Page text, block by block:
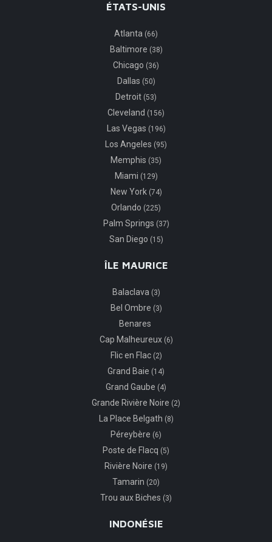
ÉTATS-UNIS
Atlanta (66)
Baltimore (38)
Chicago (36)
Dallas (50)
Detroit (53)
Cleveland (156)
Las Vegas (196)
Los Angeles (95)
Memphis (35)
Miami (129)
New York (74)
Orlando (225)
Palm Springs (37)
San Diego (15)
ÎLE MAURICE
Balaclava (3)
Bel Ombre (3)
Benares
Cap Malheureux (6)
Flic en Flac (2)
Grand Baie (14)
Grand Gaube (4)
Grande Rivière Noire (2)
La Place Belgath (8)
Péreybère (6)
Poste de Flacq (5)
Rivière Noire (19)
Tamarin (20)
Trou aux Biches (3)
INDONÉSIE